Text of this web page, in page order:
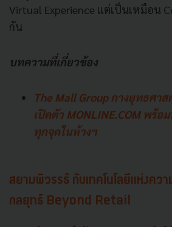
Virtual Experience แต่เป็นเหมือน
กัน
บทความที่เกี่ยวข้อง
The Mall Group กางยุทธศา
เปิดตัว MONLINE.COM พร้อ
ทุกจุดในห้างฯ
สยามพิวรรธ์ กับเทคโนโลยีแห่งคว
กลยุทธ์ Beyond Retail